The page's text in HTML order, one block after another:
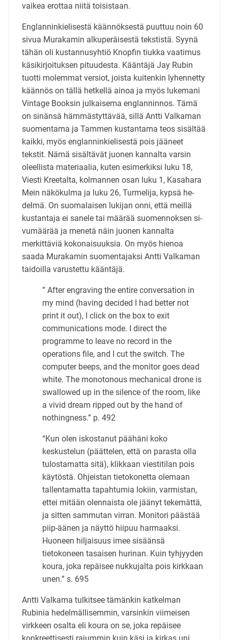
vaikea erottaa niitä toisistaan.
Englanninkielisestä käännöksestä puuttuu noin 60
sivua Murakamin alkuperäisestä tekstistä. Syynä
tähän oli kustannusyhtiö Knopfin tiukka vaatimus
käsikirjoituksen pituudesta. Kääntäjä Jay Rubin
tuotti molemmat versiot, joista kuitenkin lyhennetty
käännös on tällä hetkellä ainoa ja myös luke­mani
Vintage Booksin julkaisema englanninnos. Tämä
on sinänsä hämmästyttävää, sillä Antti Val­kaman
suomentama ja Tammen kustantama teos sisältää
kaikki, myös englanninkielisestä pois jääneet
tekstit. Nämä sisältävät juonen kannalta varsin
oleellista materiaalia, kuten esimerkiksi luku 18,
Viesti Kreetalta, kolmannen osan luku 1, Kasahara
Mein näkökulma ja luku 26, Turmelija, kypsä he­
delmä. On suomalaisen lukijan onni, että meillä
kustantaja ei sanele tai määrää suomennoksen si­
vumäärää ja menetä näin juonen kannalta
merkittäviä kokonaisuuksia. On myös hienoa
saada Mu­rakamin suomentajaksi Antti Valkaman
taidoilla varustettu kääntäjä.
” After engraving the entire conversation in
my mind (having decided I had better not
print it out), I click on the box to exit
communications mode. I direct the
programme to leave no record in the
operations file, and I cut the switch. The
computer beeps, and the monitor goes dead
white. The monotonous mechanical drone is
swallowed up in the silence of the room, like
a vivid dream ripped out by the hand of
nothingness.” p. 492
“Kun olen iskostanut päähäni koko
keskustelun (päättelen, että on parasta olla
tulostamatta sitä), klikkaan viestitilan pois
käytöstä. Ohjeistan tietokonetta olemaan
tallentamatta tapah­tumia lokiin, varmistan,
ettei mitään olennaista ole jäänyt tekemättä,
ja sitten sammutan vir­ran. Monitori päästää
piip-äänen ja näyttö hiipuu harmaaksi.
Huoneen hiljaisuus imee si­säänsä
tietokoneen tasaisen hurinan. Kuin tyhjyyden
koura, joka repäisee nukkujalta pois kirkkaan
unen.” s. 695
Antti Valkama tulkitsee tämänkin katkelman
Rubinia hedelmällisemmin, varsinkin viimeisen
virk­keen osalta eli koura on se, joka repäisee